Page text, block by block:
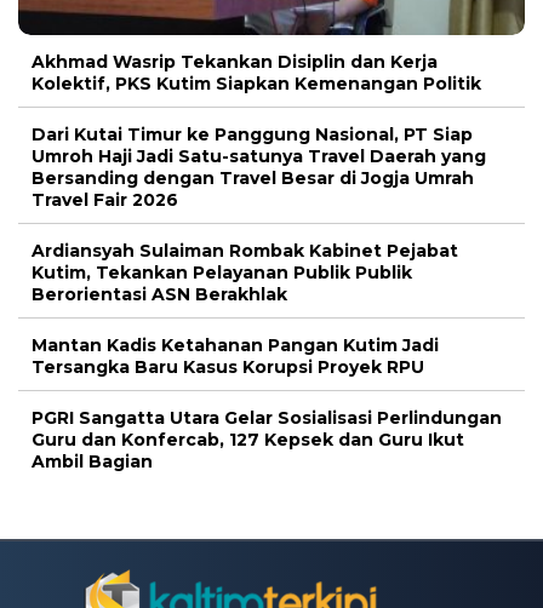
Akhmad Wasrip Tekankan Disiplin dan Kerja
Kolektif, PKS Kutim Siapkan Kemenangan Politik
Dari Kutai Timur ke Panggung Nasional, PT Siap
Umroh Haji Jadi Satu-satunya Travel Daerah yang
Bersanding dengan Travel Besar di Jogja Umrah
Travel Fair 2026
Ardiansyah Sulaiman Rombak Kabinet Pejabat
Kutim, Tekankan Pelayanan Publik Publik
Berorientasi ASN Berakhlak
Mantan Kadis Ketahanan Pangan Kutim Jadi
Tersangka Baru Kasus Korupsi Proyek RPU
PGRI Sangatta Utara Gelar Sosialisasi Perlindungan
Guru dan Konfercab, 127 Kepsek dan Guru Ikut
Ambil Bagian